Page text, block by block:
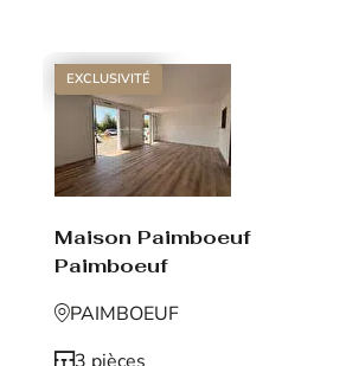
EXCLUSIVITÉ
Maison Paimboeuf
Paimboeuf
PAIMBOEUF